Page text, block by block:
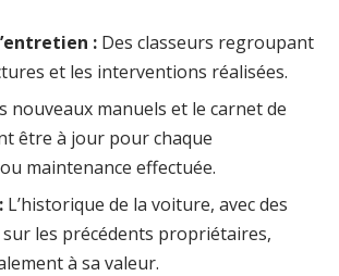
: Des classeurs regroupant
et les interventions réalisées.
nouveaux manuels et le carnet de
être à jour pour chaque
maintenance effectuée.
L’historique de la voiture, avec des
les précédents propriétaires,
à sa valeur.